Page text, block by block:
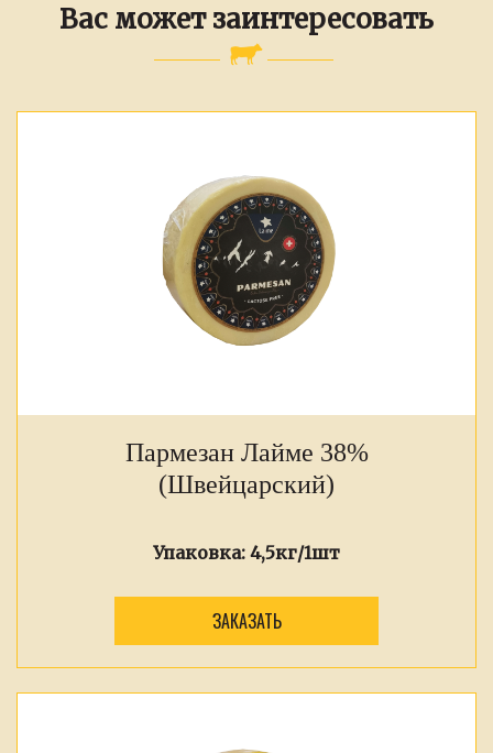
Вас может заинтересовать
Пармезан Лайме 38%
(Швейцарский)
Упаковка: 4,5кг/1шт
ЗАКАЗАТЬ